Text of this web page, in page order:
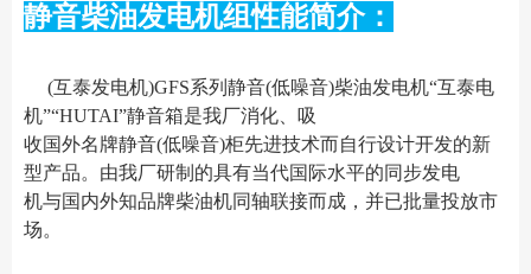
静音柴油发电机组性能简介：
(互泰发电机)GFS系列静音(低噪音)柴油发电机“互泰电
机”“HUTAI”静音箱是我厂消化、吸
收国外名牌静音(低噪音)柜先进技术而自行设计开发的新
型产品。由我厂研制的具有当代国际水平的同步发电
机与国内外知品牌柴油机同轴联接而成，并已批量投放市
场。